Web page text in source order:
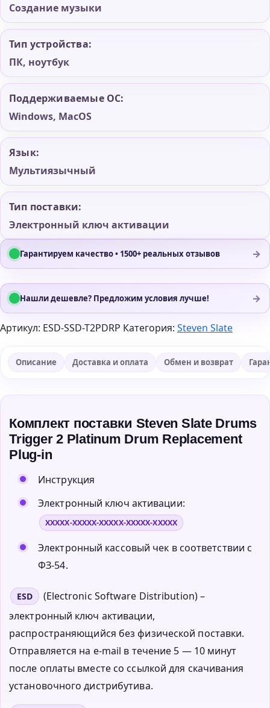
Создание музыки
Тип устройства:
ПК, ноутбук
Поддерживаемые ОС:
Windows, MacOS
Язык:
Мультиязычный
Тип поставки:
Электронный ключ активации
Гарантируем качество • 1500+ реальных отзывов →
Нашли дешевле? Предложим условия лучше! →
Артикул: ESD-SSD-T2PDRP Категория: Steven Slate
Описание Доставка и оплата Обмен и возврат
Комплект поставки Steven Slate Drums
Trigger 2 Platinum Drum Replacement
Plug-in
Инструкция
Электронный ключ активации:
XXXXX-XXXXX-XXXXX-XXXXX-XXXXX
Электронный кассовый чек в соответствии с
ФЗ-54.
ESD
(Electronic Software Distribution) –
электронный ключ активации,
распространяющийся без физической поставки.
Отправляется на e-mail в течение 5 — 10 минут
после оплаты вместе со ссылкой для скачивания
установочного дистрибутива.